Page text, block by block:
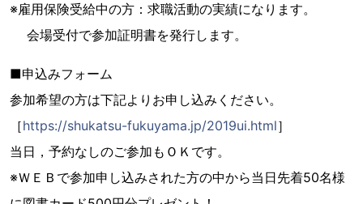
※雇用保険受給中の方：求職活動の実績になります。
会場受付で参加証明書を発行します。
■申込みフォーム
参加希望の方は下記よりお申し込みください。
［https://shukatsu-fukuyama.jp/2019ui.html］
当日，予約なしのご参加もＯＫです。
※ＷＥＢで参加申し込みされた方の中から当日先着50名様